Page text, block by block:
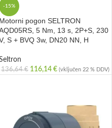
-15%
Motorni pogon SELTRON
5 Nm, 13 s, 2P+S, 230
S + BVQ 3w, DN20 NN, H
136,64€ 116,14 € (vključen 22 % DDV)